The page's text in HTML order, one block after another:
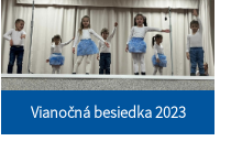
Vianočná besiedka 2023